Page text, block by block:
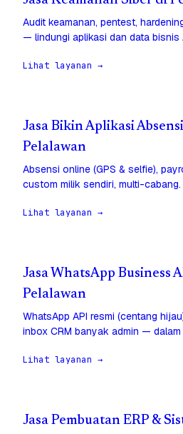
Audit keamanan, pentest,
— lindungi aplikasi dan data bisnis
Lihat layanan →
Jasa Bikin Aplikasi
Pelalawan
Absensi online (GPS & selfie),
custom milik sendiri, multi-cabang.
Lihat layanan →
Jasa WhatsApp Business
Pelalawan
WhatsApp API resmi (centang
inbox CRM banyak admin —
Lihat layanan →
Jasa Pembuatan ERP &